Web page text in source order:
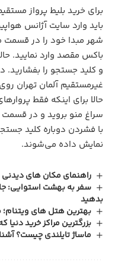
برای خرید بلیط پرواز
باید وارد سایت آژانس
شهر مبدا خود را در قسمت
باکس مقصد وارد نمایید.
و کلید جستجو را بفشارید.
غیرمستقیم آلمان تهران
حالا برای اینکه فقط
سراغ منو بروید و در قسمت
با فشردن دوباره کلید
نمایش داده می‌شوند.
راهنمای مکان های دیدنی
سفر به بهشت استوایی:
بدهید
بهترین هتل‌ های ویتنام؛ معرفی 10 هتل
بزرگترین مراکز خرید
ماساژ تایلندی چیست؟